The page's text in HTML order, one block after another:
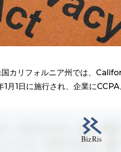
国カリフォルニア州では、
月1日に施行され、企業に